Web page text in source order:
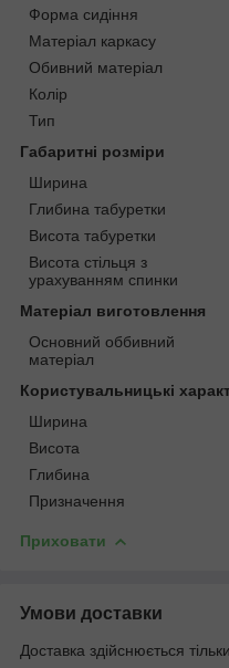
Форма сидіння
Матеріал каркасу
Обивний матеріал
Колір
Тип
Габаритні розміри
Ширина
Глибина табуретки
Висота табуретки
Висота стільця з
урахуванням спинки
Матеріал виготовлення
Основний оббивний
матеріал
Користувальницькі
Ширина
Висота
Глибина
Призначення
Приховати
Умови доставки
Доставка здійснюється